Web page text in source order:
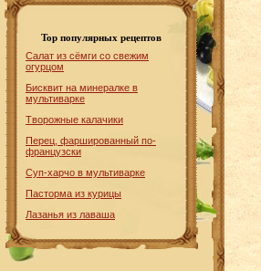
Top популярных рецептов
Салат из сёмги со свежим
огурцом
Бисквит на минералке в
мультиварке
Творожные калачики
Перец, фаршированный по-
французски
Суп-харчо в мультиварке
Пасторма из курицы
Лазанья из лаваша